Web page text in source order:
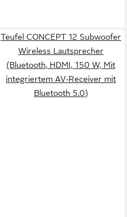
Teufel CONCEPT 12 Subwoofer
Wireless Lautsprecher
(Bluetooth, HDMI, 150 W, Mit
integriertem AV-Receiver mit
Bluetooth 5.0)